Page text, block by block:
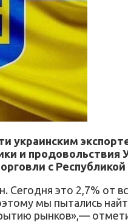
украинским
и
с Республикой
Сегодня это 2,7% от
мы пытались
рынков»,—